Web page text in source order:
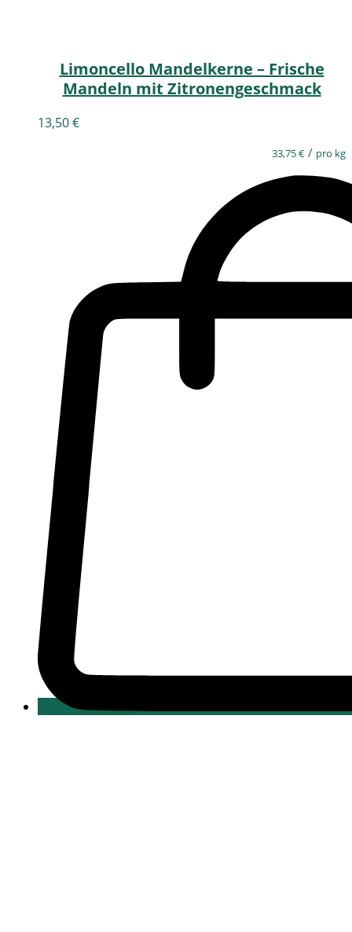
Limoncello Mandelkerne – Frische
Mandeln mit Zitronengeschmack
13,50€
33,75€ / pro kg